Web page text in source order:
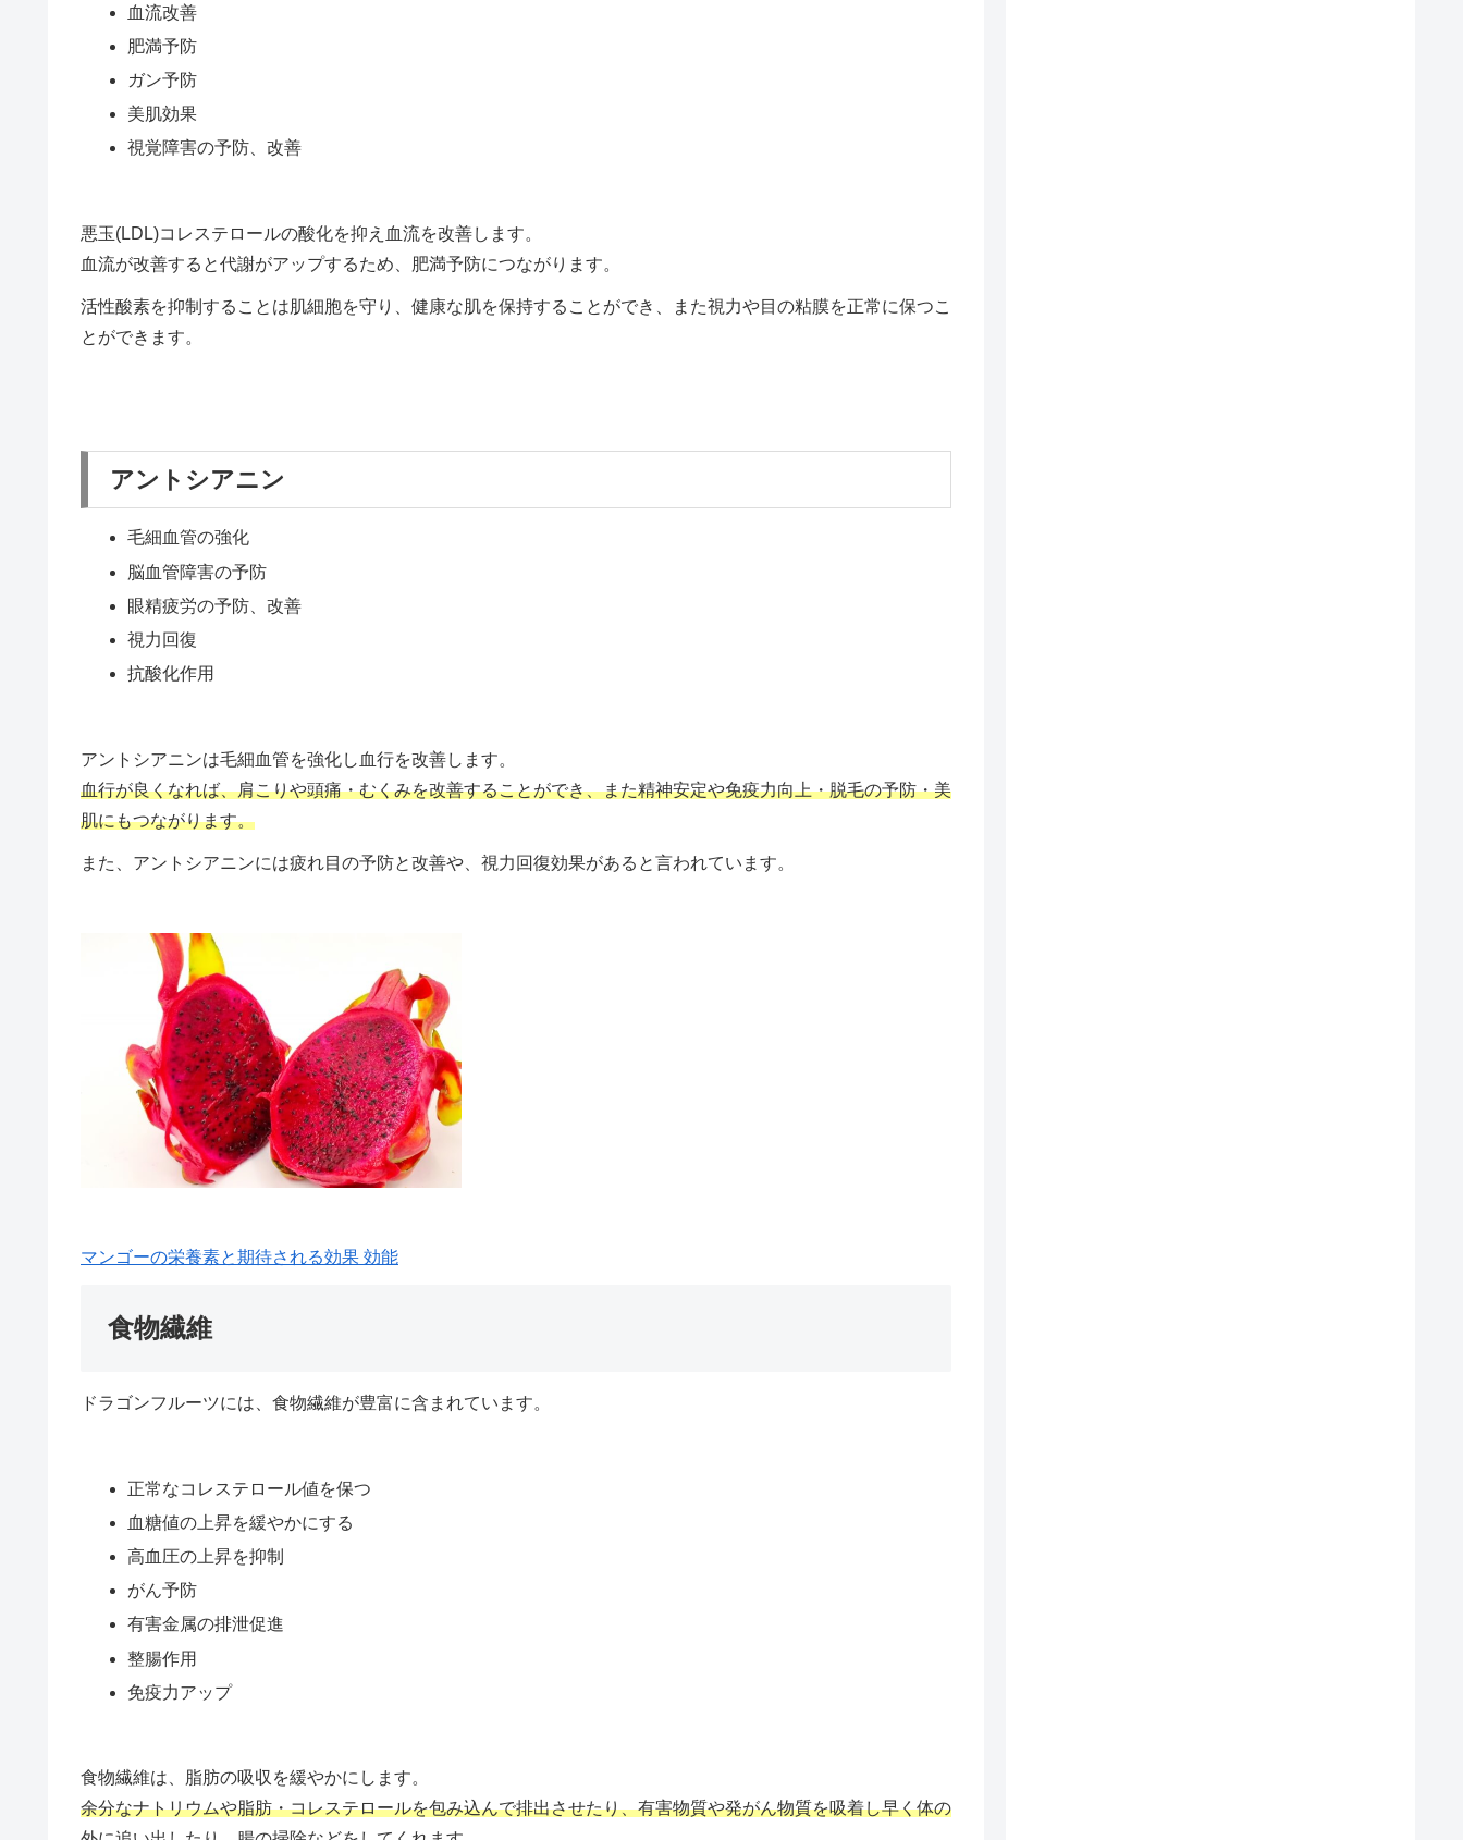
血流改善
肥満予防
ガン予防
美肌効果
視覚障害の予防、改善
悪玉(LDL)コレステロールの酸化を抑え血流を改善します。
血流が改善すると代謝がアップするため、肥満予防につながります。
活性酸素を抑制することは肌細胞を守り、健康な肌を保持することができ、また視力や目の粘膜を正常に保つこ
とができます。
アントシアニン
毛細血管の強化
脳血管障害の予防
眼精疲労の予防、改善
視力回復
抗酸化作用
アントシアニンは毛細血管を強化し血行を改善します。
血行が良くなれば、肩こりや頭痛・むくみを改善することができ、また精神安定や免疫力向上・脱毛の予防・美
肌にもつながります。
また、アントシアニンには疲れ目の予防と改善や、視力回復効果があると言われています。
マンゴーの栄養素と期待される効果 効能
食物繊維
ドラゴンフルーツには、食物繊維が豊富に含まれています。
正常なコレステロール値を保つ
血糖値の上昇を緩やかにする
高血圧の上昇を抑制
がん予防
有害金属の排泄促進
整腸作用
免疫力アップ
食物繊維は、脂肪の吸収を緩やかにします。
余分なナトリウムや脂肪・コレステロールを包み込んで排出させたり、有害物質や発がん物質を吸着し早く体の